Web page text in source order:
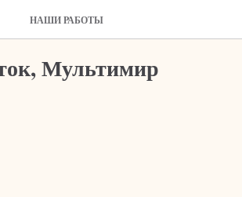
НАШИ РАБОТЫ
Мультимир